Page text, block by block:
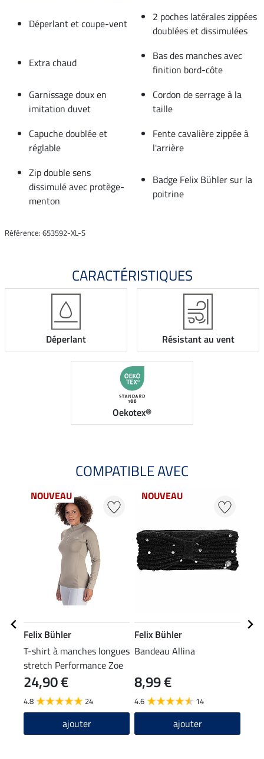
Déperlant et coupe-vent
2 poches latérales zippées
doublées et dissimulées
Extra chaud
Bas des manches avec
finition bord-côte
Garnissage doux en
imitation duvet
Cordon de serrage à la
taille
Capuche doublée et
réglable
Fente cavalière zippée à
l'arrière
Zip double sens
dissimulé avec protège-
menton
Badge Felix Bühler sur la
poitrine
Référence: 653592-XL-S
CARACTÉRISTIQUES
Déperlant Résistant au vent
Oekotex®
COMPATIBLE AVEC
NOUVEAU
Felix Bühler
T-shirt à manches longues
stretch Performance Zoe
24,90 €
4.8 24
ajouter
NOUVEAU
Felix Bühler
Bandeau Allina
8,99 €
4.6 14
ajouter